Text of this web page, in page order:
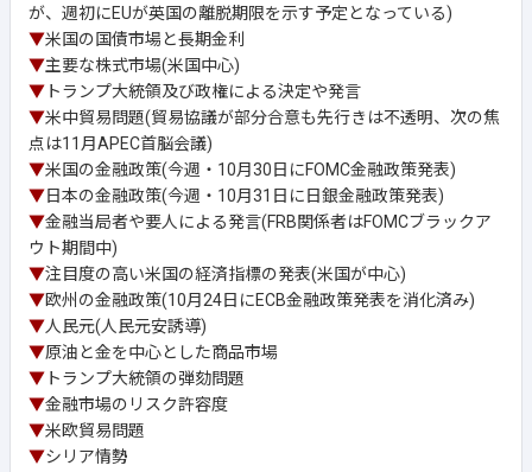
が、週初にEUが英国の離脱期限を示す予定となっている)
▼米国の国債市場と長期金利
▼主要な株式市場(米国中心)
▼ トランプ大統領及び政権による決定や発言
▼米中貿易問題(貿易協議が部分合意も先行きは不透明、次の焦
点は11月APEC首脳会議)
▼米国の金融政策(今週・10月30日にFOMC金融政策発表)
▼日本の金融政策(今週・10月31日に日銀金融政策発表)
▼金融当局者や要人による発言(FRB関係者はFOMCブラックア
ウト期間中)
▼注目度の高い米国の経済指標の発表(米国が中心)
▼欧州の金融政策(10月24日にECB金融政策発表を消化済み)
▼人民元(人民元安誘導)
▼原油と金を中心とした商品市場
▼ トランプ大統領の弾劾問題
▼金融市場のリスク許容度
▼米欧貿易問題
▼シリア情勢